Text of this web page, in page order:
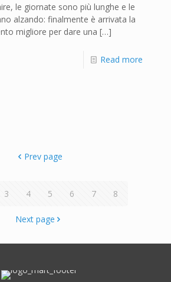
le giornate sono più lunghe e le
alzando: finalmente è arrivata la
migliore per dare una […]
Read more
Prev page
3 4 5 6 7 8
Next page